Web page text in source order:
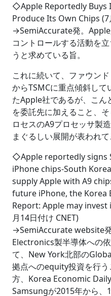
◇Apple Reportedly Buys
Produce Its Own Chips
→SemiAccurate発。
コントロールする活動を
うと求めている旨。
これに続いて、ファウン
からTSMCに重点傾斜し
たApple社であるが、こ
を委託先に加えること、
ロセスのA9プロセッサ製
まぐるしい展開が表われて
◇Apple reportedly signs
iPhone chips-South
supply Apple with A9
future iPhone, the Korea
Report: Apple may
月14日付け CNET)
→SemiAccurate website
Electronics製半導体への
て、New York北部の
拠点へのequity投資を行
方、Korea Economic
Samsungが2015年から